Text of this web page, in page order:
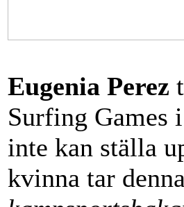
Eugenia Perez
Surfing Games
inte kan ställa
kvinna tar